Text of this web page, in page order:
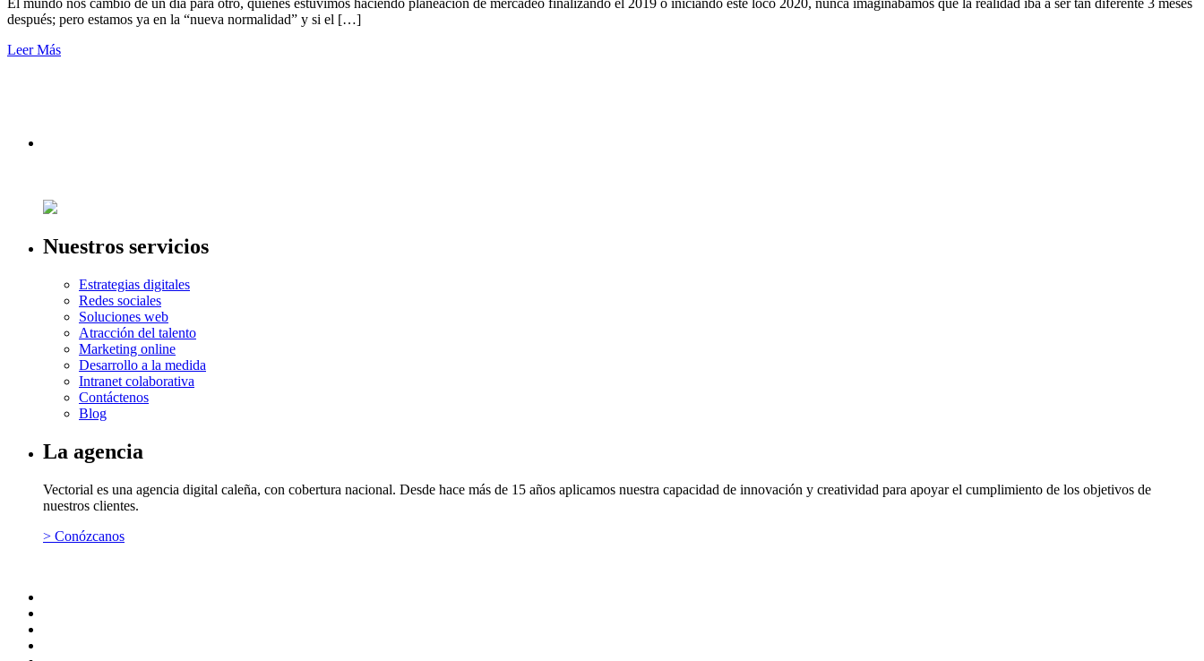
después; pero estamos ya en la “nueva normalidad” y si el […]
Leer Más
Nuestros servicios
Estrategias digitales
Redes sociales
Soluciones web
Atracción del talento
Marketing online
Desarrollo a la medida
Intranet colaborativa
Contáctenos
Blog
La agencia
Vectorial es una agencia digital caleña, con cobertura nacional. Desde hace más de 15 años aplicamos nuestra capacidad de innovación y creatividad para apoyar el cumplimiento de los objetivos de
nuestros clientes.
> Conózcanos